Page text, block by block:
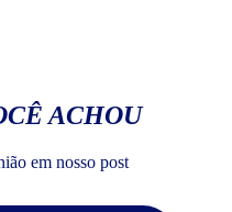
ACHOU
em nosso post